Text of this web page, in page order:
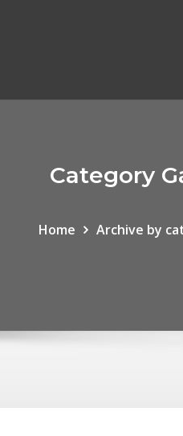
Category
Home Archive by